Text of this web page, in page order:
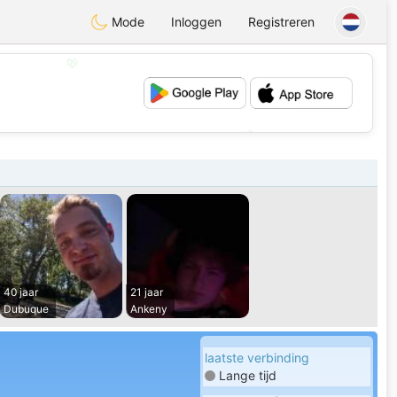
Mode Inloggen Registreren
40 jaar
Dubuque
21 jaar
Ankeny
laatste verbinding
Lange tijd